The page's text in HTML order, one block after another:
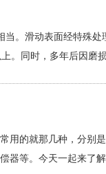
。滑动表面经特殊处
。同时，多年后因磨
用的就那几种，分别
器等。今天一起来了解